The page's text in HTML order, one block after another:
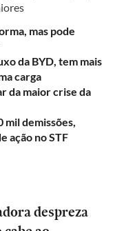
mas pode
da BYD, tem mais
carga
da maior crise da
mil demissões,
ação no STF
despreza